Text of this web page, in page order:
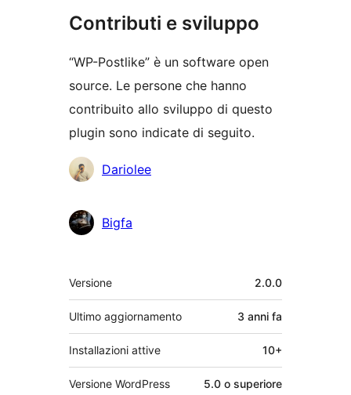
Contributi e sviluppo
“WP-Postlike” è un software open
source. Le persone che hanno
contribuito allo sviluppo di questo
plugin sono indicate di seguito.
Collaboratori
Dariolee
Bigfa
Meta
Versione 2.0.0
Ultimo aggiornamento 3 anni fa
Installazioni attive 10+
Versione WordPress 5.0 o superiore